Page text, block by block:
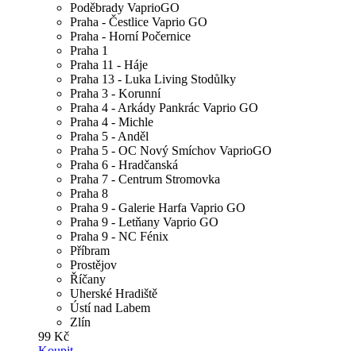
Poděbrady VaprioGO
Praha - Čestlice Vaprio GO
Praha - Horní Počernice
Praha 1
Praha 11 - Háje
Praha 13 - Luka Living Stodůlky
Praha 3 - Korunní
Praha 4 - Arkády Pankrác Vaprio GO
Praha 4 - Michle
Praha 5 - Anděl
Praha 5 - OC Nový Smíchov VaprioGO
Praha 6 - Hradčanská
Praha 7 - Centrum Stromovka
Praha 8
Praha 9 - Galerie Harfa Vaprio GO
Praha 9 - Letňany Vaprio GO
Praha 9 - NC Fénix
Příbram
Prostějov
Říčany
Uherské Hradiště
Ústí nad Labem
Zlín
99 Kč